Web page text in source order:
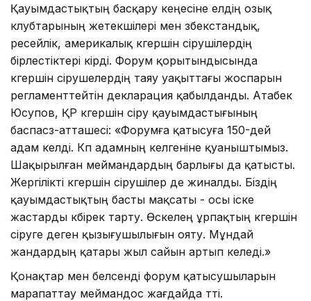
Қауымдастықтың басқару кеңесіне елдің озық
клубтарының жетекшілері мен өзбекстандық,
ресейлік, америкалық көгершін өсірушілердің
бірлестіктері кірді. Форум қорытындысында
көгершін өсірушелердің таяу уақыттағы жоспарын
регламенттейтін декларация қабылданды. Атабек
Юсупов, ҚР көгершін өсіру қауымдастығының
баспасөз-атташесі: «Форумға қатысуға 150-дей
адам келді. Көп адамның келгеніне қуаныштымыз.
Шақырылған меймандардың барлығы да қатысты.
Жергілікті көгершін өсірушілер де жиналды. Біздің
қауымдастықтың басты мақсаты - осы іске
жастарды көбірек тарту. Өскелең ұрпақтың көгершін
өсіруге деген қызығушылығын ояту. Мұндай
жандардың қатары жыл сайын артып келеді.»
Қонақтар мен белсенді форум қатысушыларын
марапаттау меймандос жағдайда өтті.